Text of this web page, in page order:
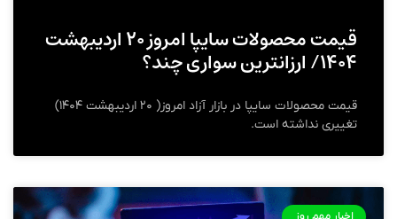
قیمت محصولات سایپا امروز ۲۰ اردیبهشت
۱۴۰۴/ ارزانترین سواری چند؟
قیمت محصولات سایپا در بازار آزاد امروز( ۲۰ اردیبهشت ۱۴۰۴)
تغییری نداشته است.